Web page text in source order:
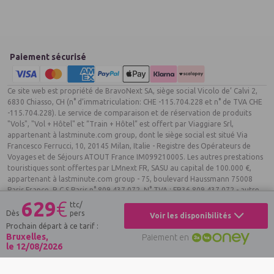
Dès 629€ ttc/
pers
Prochain départ à ce tarif :
Bruxelles,
le 12/08/2026
Voir les disponibilités
Paiement en
Paiement sécurisé
Ce site web est propriété de BravoNext SA, siège social Vicolo de’ Calvi 2,
6830 Chiasso, CH (n° d’immatriculation: CHE -115.704.228 et n° de TVA CHE
-115.704.228). Le service de comparaison et de réservation de produits
"Vols", "Vol + Hôtel" et “Train + Hôtel” est offert par Viaggiare Srl,
appartenant à lastminute.com group, dont le siège social est situé Via
Francesco Ferrucci, 10, 20145 Milan, Italie - Registre des Opérateurs de
Voyages et de Séjours ATOUT France IM099210005. Les autres prestations
touristiques sont offertes par LMnext FR, SASU au capital de 100.000 €,
appartenant à lastminute.com group - 75, boulevard Haussmann 75008
Paris France. R.C.S Paris n° 809 437 072. N° TVA : FR36 809 437 072 - autre
établissement 8 avenue Percier 75008 Paris, Garant: APST, Assurance RCP
ALLIANZ 086 931 092, Registre des Opérateurs de Voyages et de Séjours
ATOUT France IM092150005, agrément IATA n° 20-2 6439 2, ou par les
partenaires de les sociétés de lastminute.com group. Tous droits réservés
©2026 lastminute.com